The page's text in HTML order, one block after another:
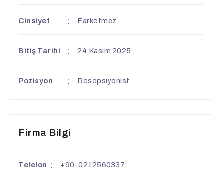
Cinsiyet Farketmez
Bitiş Tarihi 24 Kasım 2025
Pozisyon Resepsiyonist
Firma Bilgi
Telefon +90-0212560337